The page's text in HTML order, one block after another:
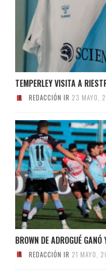
TEMPERLEY VISITA A
REDACCIÓN IR 23 MAYO,
BROWN DE ADROGUÉ GANÓ
REDACCIÓN IR 21 MAYO,